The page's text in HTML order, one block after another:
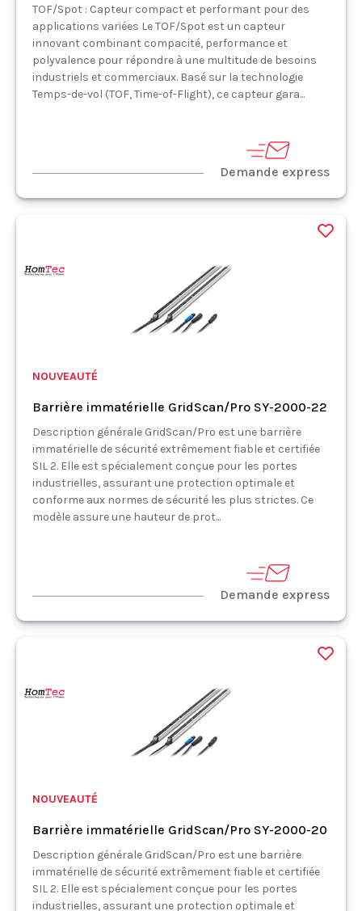
TOF/Spot : Capteur compact et performant pour des
applications variées Le TOF/Spot est un capteur
innovant combinant compacité, performance et
polyvalence pour répondre à une multitude de besoins
industriels et commerciaux. Basé sur la technologie
Temps-de-vol (TOF, Time-of-Flight), ce capteur gara...
Demande express
NOUVEAUTÉ
Barrière immatérielle GridScan/Pro SY-2000-22
Description générale GridScan/Pro est une barrière
immatérielle de sécurité extrêmement fiable et certifiée
SIL 2. Elle est spécialement conçue pour les portes
industrielles, assurant une protection optimale et
conforme aux normes de sécurité les plus strictes. Ce
modèle assure une hauteur de prot...
Demande express
NOUVEAUTÉ
Barrière immatérielle GridScan/Pro SY-2000-20
Description générale GridScan/Pro est une barrière
immatérielle de sécurité extrêmement fiable et certifiée
SIL 2. Elle est spécialement conçue pour les portes
industrielles, assurant une protection optimale et